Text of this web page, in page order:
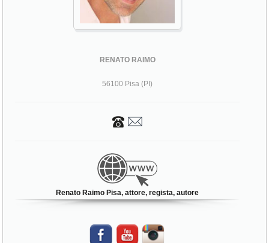
RENATO RAIMO
56100 Pisa (PI)
Renato Raimo Pisa, attore, regista, autore